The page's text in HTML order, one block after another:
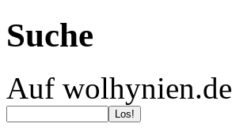
Suche
Auf wolhynien.de